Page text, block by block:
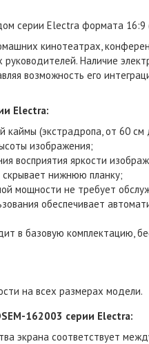
серии Electra формата 16:9
кинотеатрах,
Наличие
возможность его
Electra:
(экстрадропа, от 60 см
изображения;
восприятия яркости
скрывает нижнюю планку;
мощности не требует
обеспечивает
в базовую комплектацию,
на всех размерах модели.
162003 серии Electra:
экрана соответствует